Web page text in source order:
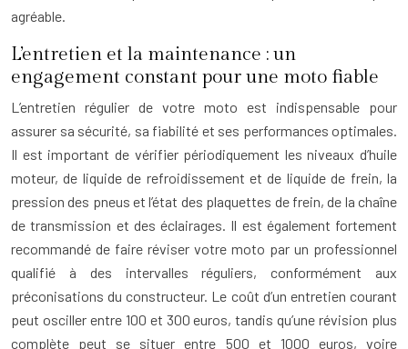
agréable.
L’entretien et la maintenance : un
engagement constant pour une moto fiable
L’entretien régulier de votre moto est indispensable pour
assurer sa sécurité, sa fiabilité et ses performances optimales.
Il est important de vérifier périodiquement les niveaux d’huile
moteur, de liquide de refroidissement et de liquide de frein, la
pression des pneus et l’état des plaquettes de frein, de la chaîne
de transmission et des éclairages. Il est également fortement
recommandé de faire réviser votre moto par un professionnel
qualifié à des intervalles réguliers, conformément aux
préconisations du constructeur. Le coût d’un entretien courant
peut osciller entre 100 et 300 euros, tandis qu’une révision plus
complète peut se situer entre 500 et 1000 euros, voire